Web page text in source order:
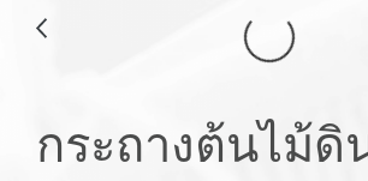
กระถางต้นไม้ดิ